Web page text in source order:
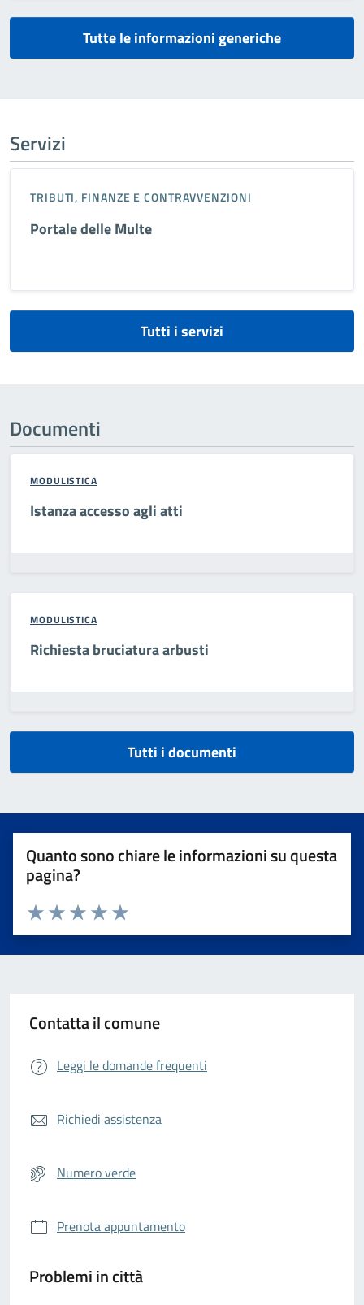
Tutte le informazioni generiche
Servizi
TRIBUTI, FINANZE E CONTRAVVENZIONI
Portale delle Multe
Tutti i servizi
Documenti
MODULISTICA
Istanza accesso agli atti
MODULISTICA
Richiesta bruciatura arbusti
Tutti i documenti
Quanto sono chiare le informazioni su questa
pagina?
Valuta da 1 a 5 stelle la pagina
Valuta 5 stelle su 5
Valuta 4 stelle su 5
Valuta 3 stelle su 5
Valuta 2 stelle su 5
Valuta 1 stelle su 5
Contatta il comune
Leggi le domande frequenti
Richiedi assistenza
Numero verde
Prenota appuntamento
Problemi in città